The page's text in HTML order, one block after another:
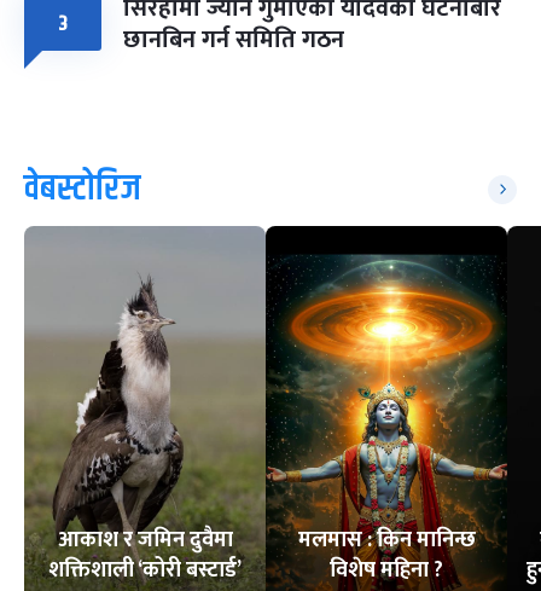
३ सिरहामा ज्यान गुमाएका यादवको घटनाबारे
छानबिन गर्न समिति गठन
वेबस्टोरिज
आकाश र जमिन दुवैमा
शक्तिशाली ‘कोरी बस्टार्ड’
मलमास : किन मानिन्छ
विशेष महिना ?